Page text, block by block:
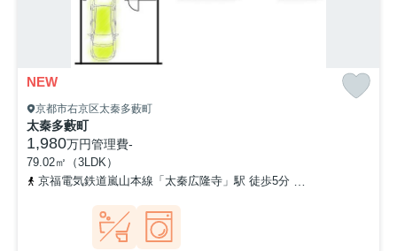
NEW
京都市右京区太秦多藪町
太秦多藪町
1,980万円管理費-
79.02㎡（3LDK）
京福電気鉄道嵐山本線「太秦広隆寺」駅 徒歩5分